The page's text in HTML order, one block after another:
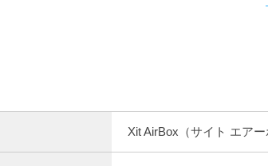
Xit AirBox（サイト エアー